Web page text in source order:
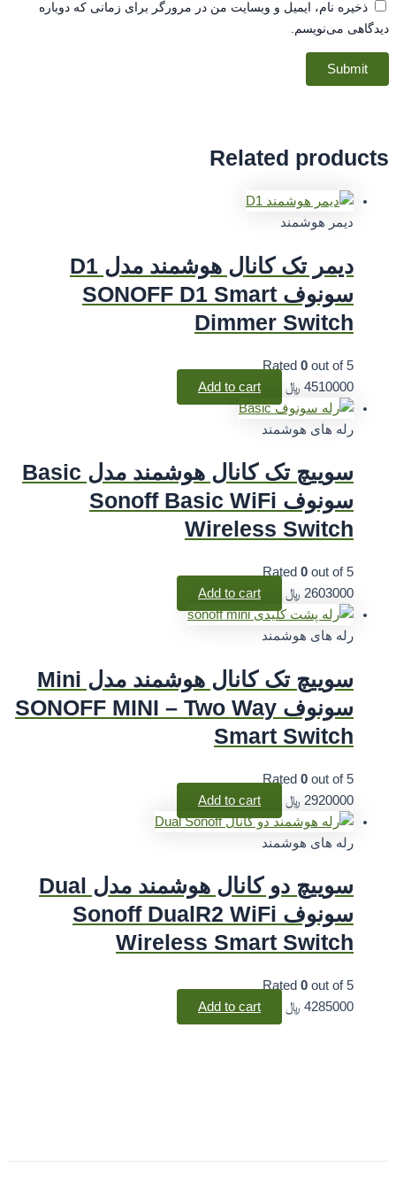
ذخیره نام، ایمیل و وبسایت من در مرورگر برای زمانی که دوباره
می‌نویسم.
Related
دیمر هوشمند
دیمر تک کانال هوشمند مدل D1
سونوف SONOFF D1 Smart
Dimmer Switch
Rated0 out of 5
4510000 ﷼ Add to cart
رله های هوشمند
سوییچ تک کانال هوشمند مدل Basic
سونوف Sonoff Basic WiFi
Wireless Switch
Rated0 out of 5
2603000 ﷼ Add to cart
رله های هوشمند
سوییچ تک کانال هوشمند مدل Mini
سونوف SONOFF MINI – Two Way
Smart Switch
Rated0 out of 5
2920000 ﷼ Add to cart
رله های هوشمند
سوییچ دو کانال هوشمند مدل Dual
سونوف Sonoff DualR2 WiFi
Wireless Smart Switch
Rated0 out of 5
4285000 ﷼ Add to cart